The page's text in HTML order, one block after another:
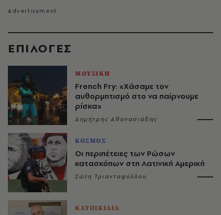
EΠΙΛΟΓΈΣ
ΜΟΥΣΙΚΗ
French Fry: «Χάσαμε τον
αυθορμητισμό στο να παίρνουμε
ρίσκα»
Δημήτρης Αθανασιάδης
ΚΟΣΜΟΣ
Οι περιπέτειες των Ρώσων
κατασκόπων στη Λατινική Αμερική
Σώτη Τριανταφύλλου
ΚΑΤΟΙΚΙΔΙΑ